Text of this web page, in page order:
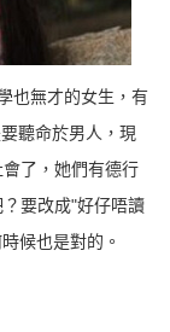
也無才的女生，有
聽命於男人，現
了，她們有德行
要改成"好仔唔讀
候也是對的。